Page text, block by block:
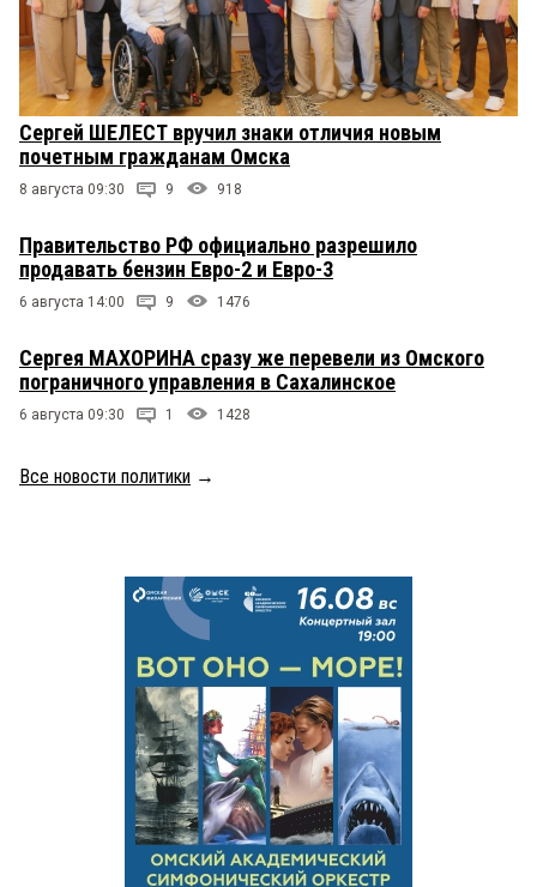
Сергей ШЕЛЕСТ вручил знаки отличия новым
почетным гражданам Омска
8 августа 09:30 9 918
Правительство РФ официально разрешило
продавать бензин Евро-2 и Евро-3
6 августа 14:00 9 1476
Сергея МАХОРИНА сразу же перевели из Омского
пограничного управления в Сахалинское
6 августа 09:30 1 1428
Все новости политики →